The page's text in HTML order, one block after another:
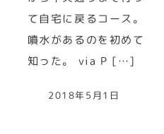
て自宅に戻るコース。
噴水があるのを初めて
知った。 via P […]
2018年5月1日